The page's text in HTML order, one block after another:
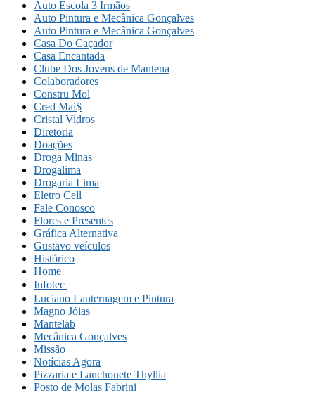
Auto Escola 3 Irmãos
Auto Pintura e Mecânica Gonçalves
Auto Pintura e Mecânica Gonçalves
Casa Do Caçador
Casa Encantada
Clube Dos Jovens de Mantena
Colaboradores
Constru Mol
Cred Mai$
Cristal Vidros
Diretoria
Doações
Droga Minas
Drogalima
Drogaria Lima
Eletro Cell
Fale Conosco
Flores e Presentes
Gráfica Alternativa
Gustavo veículos
Histórico
Home
Infotec
Luciano Lanternagem e Pintura
Magno Jóias
Mantelab
Mecânica Gonçalves
Missão
Notícias Agora
Pizzaria e Lanchonete Thyllia
Posto de Molas Fabrini